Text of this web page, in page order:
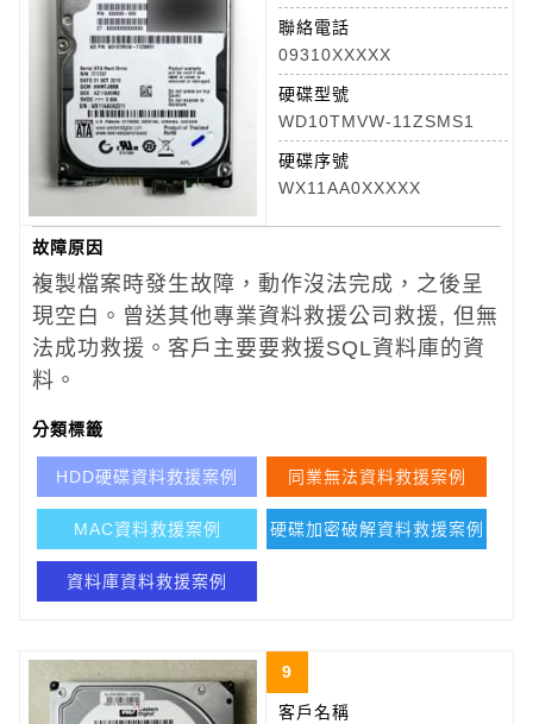
聯絡電話
09310XXXXX
硬碟型號
WD10TMVW-11ZSMS1
硬碟序號
WX11AA0XXXXX
故障原因
複製檔案時發生故障，動作沒法完成，之後呈
現空白。曾送其他專業資料救援公司救援, 但無
法成功救援。客戶主要要救援SQL資料庫的資
料。
分類標籤
HDD硬碟資料救援案例 同業無法資料救援案例
MAC資料救援案例 硬碟加密破解資料救援案例
資料庫資料救援案例
9
客戶名稱